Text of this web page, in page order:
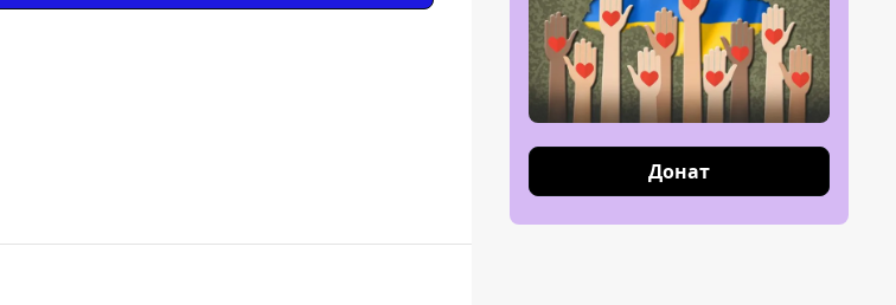
Донат